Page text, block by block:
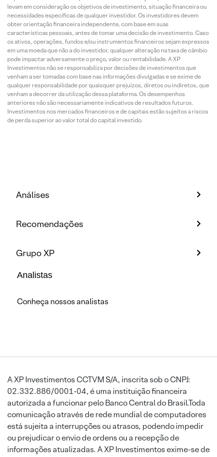
levam em consideração os objetivos de investimento, situação financeira ou
necessidades específicas de qualquer investidor. Os investidores devem
obter orientação financeira independente, com base em suas
características pessoais, antes de tomar uma decisão de investimento. Caso
os ativos, operações, fundos e/ou instrumentos financeiros sejam expressos
em uma moeda que não a do investidor, qualquer alteração na taxa de câmbio
pode impactar adversamente o preço, valor ou rentabilidade. A XP
Investimentos não se responsabiliza por decisões de investimentos que
venham a ser tomadas com base nas informações divulgadas e se exime de
qualquer responsabilidade por quaisquer prejuízos, diretos ou indiretos, que
venham a decorrer da utilização dessa plataforma. Os desempenhos
anteriores não são necessariamente indicativos de resultados futuros.
Investimentos nos mercados financeiros e de capitais estão sujeitos a riscos
de perda superior ao valor total do capital investido.
Análises
Recomendações
Grupo XP
Analistas
Conheça nossos analistas
A XP Investimentos CCTVM S/A, inscrita sob o CNPJ:
02.332.886/0001-04, é uma instituição financeira
autorizada a funcionar pelo Banco Central do Brasil.Toda
comunicação através de rede mundial de computadores
está sujeita a interrupções ou atrasos, podendo impedir
ou prejudicar o envio de ordens ou a recepção de
informações atualizadas. A XP Investimentos exime-se de